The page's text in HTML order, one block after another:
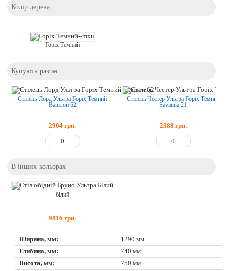
Колір дерева
Горіх Темний
Купують разом
Стілець Лорд Ультра Горіх Темний
Вавілон 62
2904 грн.
Стілець Честер Ультра Горіх Темний
Savanna 21
2388 грн.
В інших кольорах
білий
9816 грн.
Ширина, мм:
1290 мм
Глибина, мм:
740 мм
Висота, мм:
750 мм